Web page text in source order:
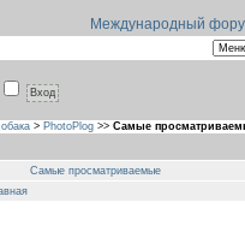
Международный
> PhotoPlog >> Самые
Самые просматриваемые